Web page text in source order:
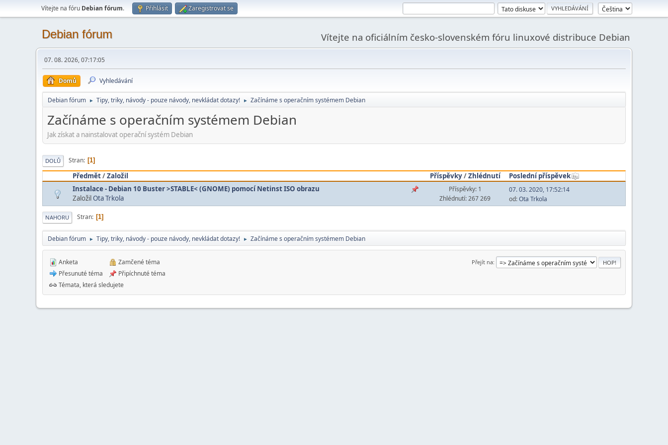
Vítejte na fóru Debian fórum. Přihlásit Zaregistrovat se
Debian fórum Vítejte na oficiálním česko-slovenském fóru linuxové distribuce Debian
07. 08. 2026, 07:17:05
Domů Vyhledávání
Debian fórum ► Tipy, triky, návody - pouze návody, nevkládat dotazy! ► Začínáme s operačním systémem Debian
Začínáme s operačním systémem Debian
Jak získat a nainstalovat operační systém Debian
DOLŮ Stran 1
Předmět/Založil Příspěvky/Zhlédnutí
Poslední příspěvek
Instalace - Debian 10 Buster >STABLE< (GNOME) pomocí Netinst ISO obrazu
Založil Ota Trkola
Příspěvky: 1
Zhlédnutí: 267 269
07. 03. 2020, 17:52:14
od:Ota Trkola
NAHORU Stran 1
Debian fórum ► Tipy, triky, návody - pouze návody, nevkládat dotazy! ► Začínáme s operačním systémem Debian
Přejít na
Anketa
Přesunuté téma
Zamčené téma
Připíchnuté téma
Témata, která sledujete